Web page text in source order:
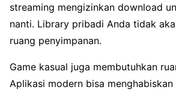
streaming mengizinkan download
nanti. Library pribadi Anda tidak
ruang penyimpanan.
Game kasual juga membutuhkan
Aplikasi modern bisa menghabiskan